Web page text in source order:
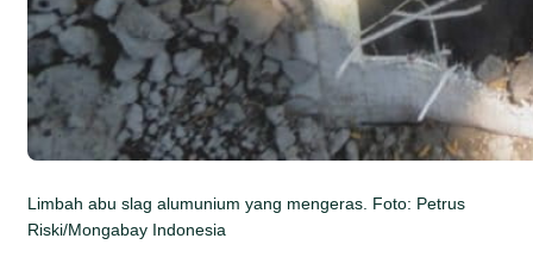
Limbah abu slag alumunium yang mengeras. Foto: Petrus
Riski/Mongabay Indonesia